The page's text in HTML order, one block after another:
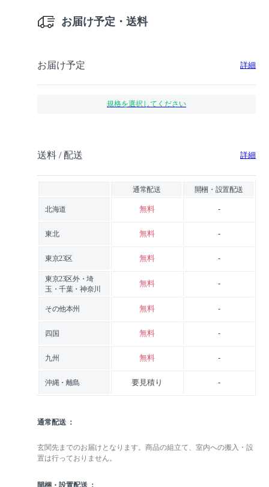
お届け予定・送料
お届け予定 詳細
規格を選択してください
送料 / 配送 詳細
通常配送 開梱・設置配送
北海道 無料 -
東北 無料 -
東京23区 無料 -
東京23区外・埼
玉・千葉・神奈川
無料 -
その他本州 無料 -
四国 無料 -
九州 無料 -
沖縄・離島 要見積り -
通常配送
玄関先までのお届けとなります。商品の組立て、室内への搬入・設
置は行っておりません。
開梱・設置配送